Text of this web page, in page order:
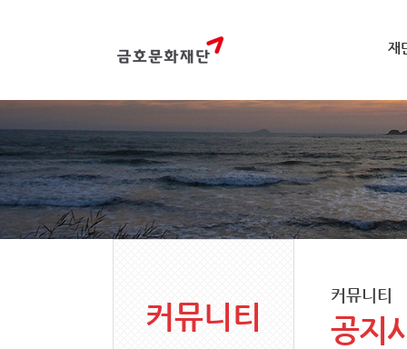
재
커뮤니티
커뮤니티
공지